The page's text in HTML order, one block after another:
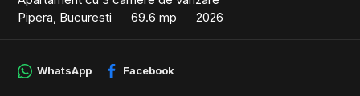
Pipera, Bucuresti
69.6 mp 2026
WhatsApp Facebook